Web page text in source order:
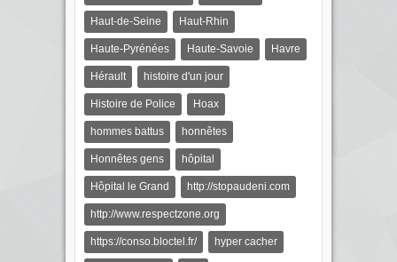
Haut-de-Seine Haut-Rhin
Haute-Pyrénées Haute-Savoie Havre
Hérault histoire d'un jour
Histoire de Police Hoax
hommes battus honnêtes
Honnêtes gens hôpital
Hôpital le Grand http://stopaudeni.com
http://www.respectzone.org
https://conso.bloctel.fr/ hyper cacher